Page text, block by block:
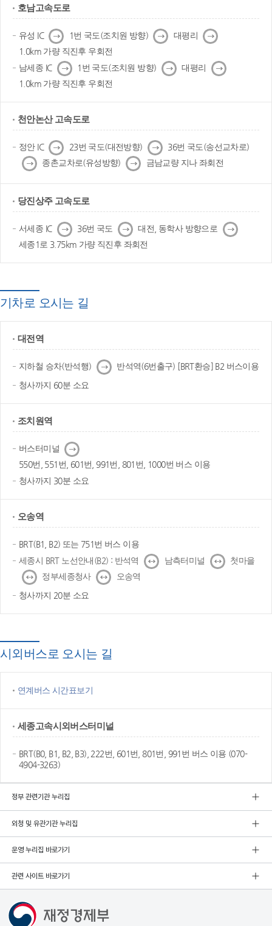
호남고속도로
유성 IC 다
음
1번 국도(조치원 방향) 다
음
대평리 다
음
1.0km 가량 직진후 우회전
남세종 IC 다
음
1번 국도(조치원 방향) 다
음
대평리
다
음
1.0km 가량 직진후 우회전
천안논산 고속도로
정안 IC 다
음
23번 국도(대전방향) 다
음
36번 국도(송선교차로)
다
음
종촌교차로(유성방향) 다
음
금남교량 지나 좌회전
당진상주 고속도로
서세종 IC 다
음
36번 국도 다
음
대전, 동학사 방향으로 다
음
세종1로 3.75km 가량 직진후 좌회전
기차로 오시는 길
대전역
지하철 승차(반석행) 다
음
반석역(6번출구) [BRT환승] B2 버스이용
청사까지 60분 소요
조치원역
버스터미널 다
음
550번, 551번, 601번, 991번, 801번, 1000번 버스 이용
청사까지 30분 소요
오송역
BRT(B1, B2) 또는 751번 버스 이용
세종시 BRT 노선안내(B2) : 반석역
↔ 남측터미널 ↔
첫마을
↔
정부세종청사 ↔
오송역
청사까지 20분 소요
시외버스로 오시는 길
연계버스 시간표보기
세종고속시외버스터미널
BRT(B0, B1, B2, B3), 222번, 601번, 801번, 991번 버스 이용 (070-
4904-3263)
정부 관련기관 누리집
외청 및 유관기관 누리집
운영 누리집 바로가기
관련 사이트 바로가기